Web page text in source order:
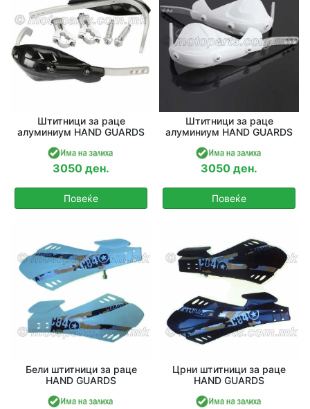
Штитници за раце
алуминиум HAND GUARDS
3050 ден.
Повеќе
Штитници за раце
алуминиум HAND GUARDS
3050 ден.
Повеќе
Бели штитници за раце
HAND GUARDS
Црни штитници за раце
HAND GUARDS